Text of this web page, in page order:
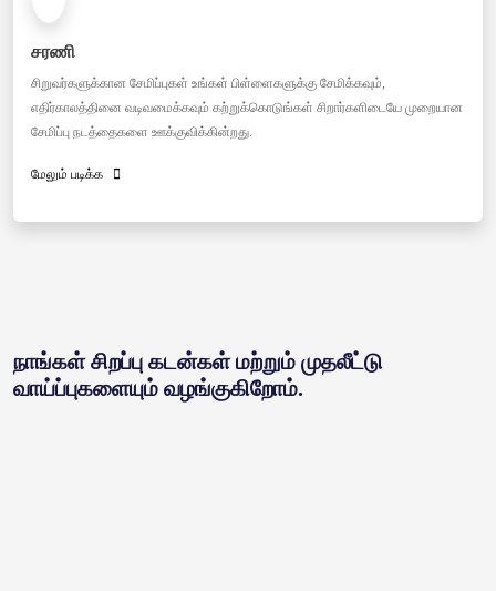
சரணி
சிறுவர்களுக்கான சேமிப்புகள் உங்கள் பிள்ளைகளுக்கு சேமிக்கவும்,
எதிர்காலத்தினை வடிவமைக்கவும் கற்றுக்கொடுங்கள் சிறார்களிடையே முறையான
சேமிப்பு நடத்தைகளை ஊக்குவிக்கின்றது.
மேலும் படிக்க
நாங்கள் சிறப்பு கடன்கள் மற்றும் முதலீட்டு
வாய்ப்புகளையும் வழங்குகிறோம்.